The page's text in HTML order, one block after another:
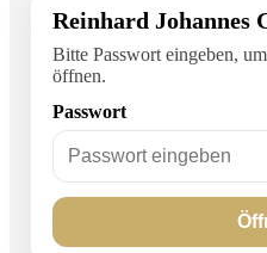
Reinhard Johannes
Bitte Passwort eingeben,
öffnen.
Passwort